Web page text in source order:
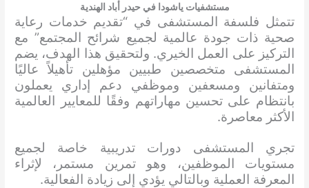
مستشفيات ياشودا في حيدر أباد الهندية
تتمثل فلسفة المستشفى في “تقديم خدمات رعاية
صحية ذات جودة عالمية لجميع شرائح المجتمع” مع
التركيز على العمل الخيري. ولتحقيق هذا الهدف، يضم
المستشفى متخصصين طبيين مؤهلين تأهيلاً عاليًا
ومتفانين ومسعفين وموظفي دعم إداري يعملون
بانتظام على تحسين مهاراتهم وفقًا للمعايير العالمية
الأكثر معاصرة.
تجري المستشفى دورات تدريبية خاصة لجميع
مستويات الموظفين، وهو تمرين مستمر، لإثراء
المعرفة العملية وبالتالي يؤدي إلى زيادة الفعالية.